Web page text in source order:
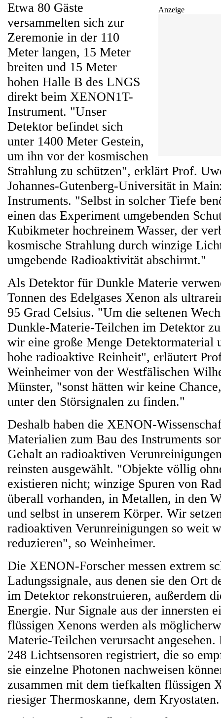
Anzeige
Etwa 80 Gäste
versammelten sich zur
Zeremonie in der 110
Meter langen, 15 Meter
breiten und 15 Meter
hohen Halle B des LNGS
direkt beim XENON1T-
Instrument. "Unser
Detektor befindet sich
unter 1400 Meter Gestein,
um ihn vor der kosmischen
Strahlung zu schützen", erklärt Prof.
Johannes-Gutenberg-Universität in
Instruments. "Selbst in solcher Tiefe
einen das Experiment umgebenden
Kubikmeter hochreinem Wasser, der
kosmische Strahlung durch winzige
umgebende Radioaktivität abschirmt."
Als Detektor für Dunkle Materie
Tonnen des Edelgases Xenon als
95 Grad Celsius. "Um die seltenen
Dunkle-Materie-Teilchen im Detektor
wir eine große Menge Detektormaterial
hohe radioaktive Reinheit", erläutert
Weinheimer von der Westfälischen
Münster, "sonst hätten wir keine
unter den Störsignalen zu finden."
Deshalb haben die XENON-
Materialien zum Bau des Instruments
Gehalt an radioaktiven
reinsten ausgewählt. "Objekte völlig
existieren nicht; winzige Spuren von
überall vorhanden, in Metallen, in den
und selbst in unserem Körper. Wir
radioaktiven Verunreinigungen so weit
reduzieren", so Weinheimer.
Die XENON-Forscher messen extrem
Ladungssignale, aus denen sie den Ort
im Detektor rekonstruieren, außerdem
Energie. Nur Signale aus der innersten
flüssigen Xenons werden als
Materie-Teilchen verursacht
248 Lichtsensoren registriert, die so
sie einzelne Photonen nachweisen
zusammen mit dem tiefkalten flüssigen
riesiger Thermoskanne, dem Kryostaten.